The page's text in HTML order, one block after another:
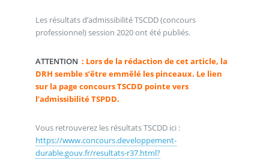
Les résultats d’admissibilité TSCDD (concours
professionnel) session 2020 ont été publiés.
ATTENTION : Lors de la rédaction de cet article, la
DRH semble s’être emmêlé les pinceaux. Le lien
sur la page concours TSCDD pointe vers
l’admissibilité TSPDD.
Vous retrouverez les résultats TSCDD ici :
https://www.concours.developpement-
durable.gouv.fr/resultats-r37.html?